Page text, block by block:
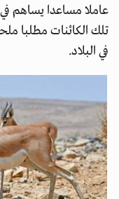
عاملا مساعدا يساهم
تلك الكائنات مطلبا
في البلاد.